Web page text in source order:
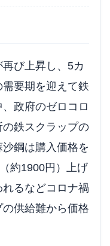
び上昇し、5カ
要期を迎えて鉄
政府のゼロコロ
鉄スクラップの
鋼は購入価格を
約1900円）上げ
るなどコロナ禍
供給難から価格